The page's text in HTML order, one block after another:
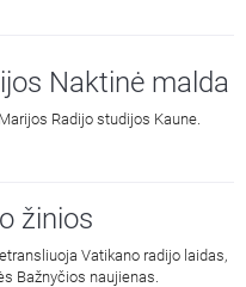
Naktinė malda
Radijo studijos Kaune.
žinios
Vatikano radijo laidas,
Bažnyčios naujienas.